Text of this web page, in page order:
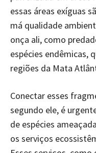
essas áreas exíguas
má qualidade
onça ali, como
espécies endêmicas,
regiões da Mata
Conectar esses
segundo ele, é
de espécies
os serviços